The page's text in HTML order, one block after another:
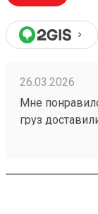
26.03.2026
Мне
груз